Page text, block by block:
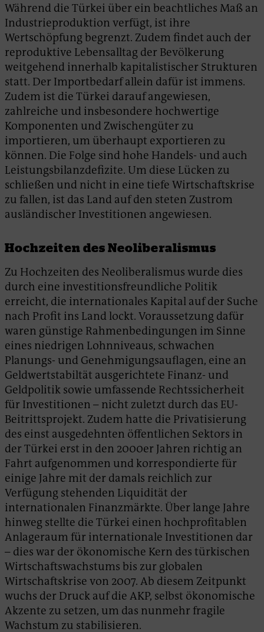
Während die Türkei über ein beachtliches Maß an
Industrieproduktion verfügt, ist ihre
Wertschöpfung begrenzt. Zudem findet auch der
reproduktive Lebensalltag der Bevölkerung
weitgehend innerhalb kapitalistischer Strukturen
statt. Der Importbedarf allein dafür ist immens.
Zudem ist die Türkei darauf angewiesen,
zahlreiche und insbesondere hochwertige
Komponenten und Zwischengüter zu
importieren, um überhaupt exportieren zu
können. Die Folge sind hohe Handels- und auch
Leistungsbilanzdefizite. Um diese Lücken zu
schließen und nicht in eine tiefe Wirtschaftskrise
zu fallen, ist das Land auf den steten Zustrom
ausländischer Investitionen angewiesen.
Hochzeiten des Neoliberalismus
Zu Hochzeiten des Neoliberalismus wurde dies
durch eine investitionsfreundliche Politik
erreicht, die internationales Kapital auf der Suche
nach Profit ins Land lockt. Voraussetzung dafür
waren günstige Rahmenbedingungen im Sinne
eines niedrigen Lohnniveaus, schwachen
Planungs- und Genehmigungsauflagen, eine an
Geldwertstabiltät ausgerichtete Finanz- und
Geldpolitik sowie umfassende Rechtssicherheit
für Investitionen – nicht zuletzt durch das EU-
Beitrittsprojekt. Zudem hatte die Privatisierung
des einst ausgedehnten öffentlichen Sektors in
der Türkei erst in den 2000er Jahren richtig an
Fahrt aufgenommen und korrespondierte für
einige Jahre mit der damals reichlich zur
Verfügung stehenden Liquidität der
internationalen Finanzmärkte. Über lange Jahre
hinweg stellte die Türkei einen hochprofitablen
Anlageraum für internationale Investitionen dar
– dies war der ökonomische Kern des türkischen
Wirtschaftswachstums bis zur globalen
Wirtschaftskrise von 2007. Ab diesem Zeitpunkt
wuchs der Druck auf die AKP, selbst ökonomische
Akzente zu setzen, um das nunmehr fragile
Wachstum zu stabilisieren.